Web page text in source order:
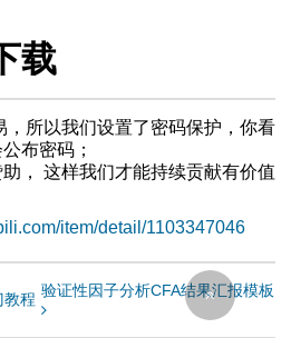
载
，所以我们设置了密码保护，你看
布密码；
， 这样我们才能持续贡献有价值
item/detail/1103347046
教程 验证性因子分析CFA结果汇报模板